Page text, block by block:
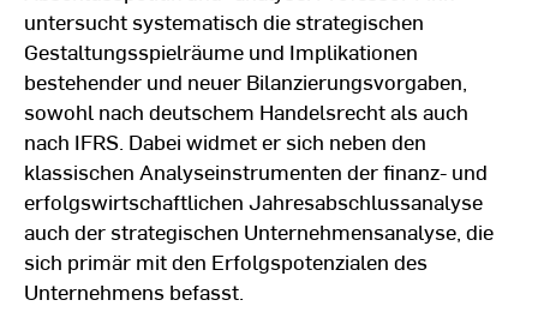
untersucht systematisch die strategischen
Gestaltungsspielräume und Implikationen
bestehender und neuer Bilanzierungsvorgaben,
sowohl nach deutschem Handelsrecht als auch
nach IFRS. Dabei widmet er sich neben den
klassischen Analyseinstrumenten der finanz- und
erfolgswirtschaftlichen Jahresabschlussanalyse
auch der strategischen Unternehmensanalyse, die
sich primär mit den Erfolgspotenzialen des
Unternehmens befasst.